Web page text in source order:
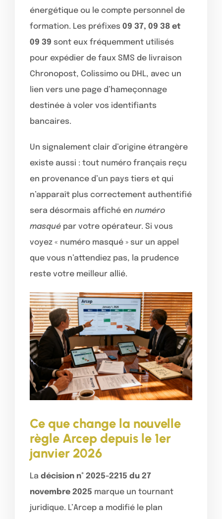
énergétique ou le compte personnel de
formation. Les préfixes 09 37, 09 38 et
09 39 sont eux fréquemment utilisés
pour expédier de faux SMS de livraison
Chronopost, Colissimo ou DHL, avec un
lien vers une page d’hameçonnage
destinée à voler vos identifiants
bancaires.
Un signalement clair d’origine étrangère
existe aussi : tout numéro français reçu
en provenance d’un pays tiers et qui
n’apparaît plus correctement authentifié
sera désormais affiché en numéro
masqué par votre opérateur. Si vous
voyez « numéro masqué » sur un appel
que vous n’attendiez pas, la prudence
reste votre meilleur allié.
Ce que change la nouvelle
règle Arcep depuis le 1er
janvier 2026
La décision n° 2025-2215 du 27
novembre 2025 marque un tournant
juridique. L’Arcep a modifié le plan